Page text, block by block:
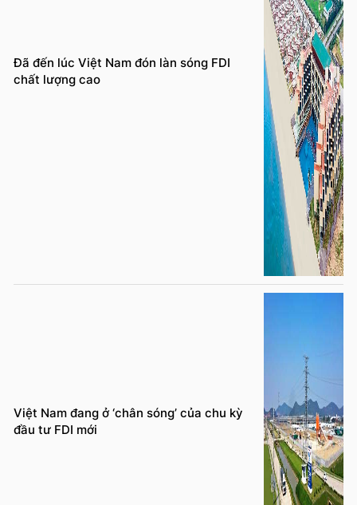
Đã đến lúc Việt Nam đón làn sóng FDI
chất lượng cao
Việt Nam đang ở ‘chân sóng’ của chu kỳ
đầu tư FDI mới